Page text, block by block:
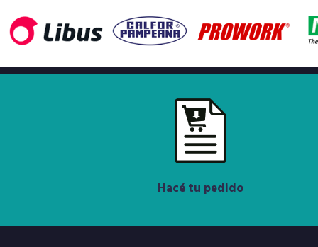
Hacé tu pedido